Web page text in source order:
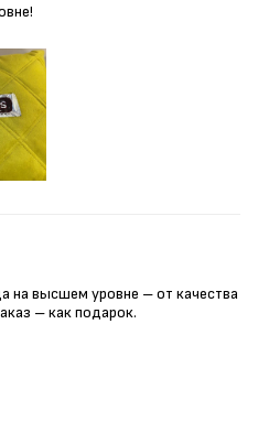
на высшем уровне – от качества
– как подарок.